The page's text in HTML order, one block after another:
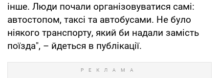
інше. Люди почали організовуватися самі:
автостопом, таксі та автобусами. Не було
ніякого транспорту, який би надали замість
поїзда", – йдеться в публікації.